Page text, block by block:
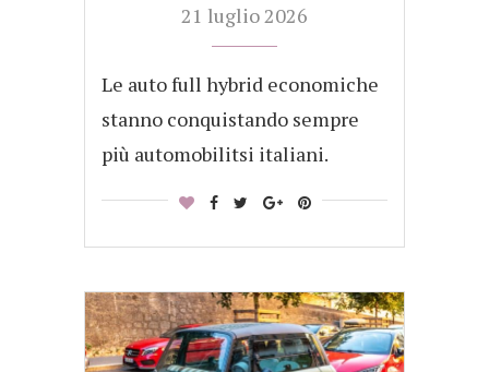
21 luglio 2026
Le auto full hybrid economiche
stanno conquistando sempre
più automobilitsi italiani.